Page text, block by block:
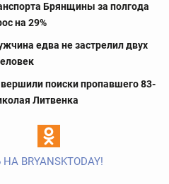
Брянщины за полгода
на 29%
едва не застрелил двух
поиски пропавшего 83-
Литвенка
BRYANSKTODAY!